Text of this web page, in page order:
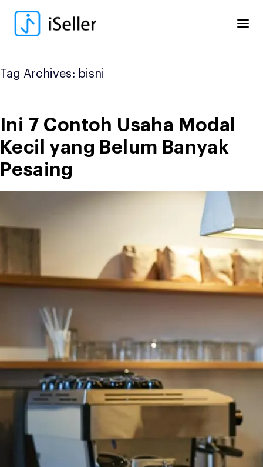
content
Tag Archives: bisni
Ini 7 Contoh Usaha Modal
Kecil yang Belum Banyak
Pesaing